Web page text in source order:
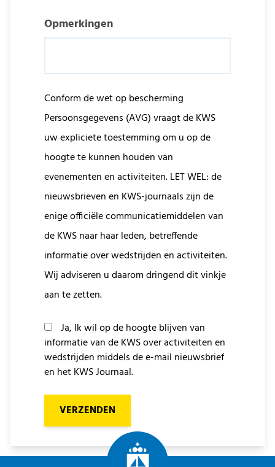
Opmerkingen
Conform de wet op bescherming
Persoonsgegevens (AVG) vraagt de KWS
uw expliciete toestemming om u op de
hoogte te kunnen houden van
evenementen en activiteiten. LET WEL: de
nieuwsbrieven en KWS-journaals zijn de
enige officiële communicatiemiddelen van
de KWS naar haar leden, betreffende
informatie over wedstrijden en activiteiten.
Wij adviseren u daarom dringend dit vinkje
aan te zetten.
Ja, Ik wil op de hoogte blijven van
informatie van de KWS over activiteiten en
wedstrijden middels de e-mail nieuwsbrief
en het KWS Journaal.
VERZENDEN